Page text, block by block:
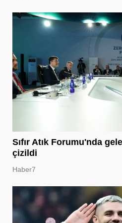
Sıfır Atık Forumu'nda
çizildi
Haber7